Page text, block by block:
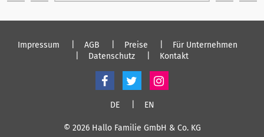
Impressum AGB Preise
Für Unternehmen
Datenschutz
Kontakt
DE EN
© 2026 Hallo Familie GmbH & Co. KG